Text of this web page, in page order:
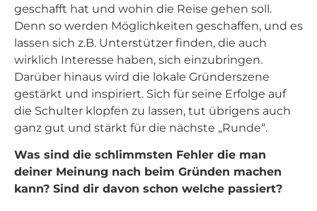
geschafft hat und wohin die Reise gehen soll.
Denn so werden Möglichkeiten geschaffen, und es
lassen sich z.B. Unterstützer finden, die auch
wirklich Interesse haben, sich einzubringen.
Darüber hinaus wird die lokale Gründerszene
gestärkt und inspiriert. Sich für seine Erfolge auf
die Schulter klopfen zu lassen, tut übrigens auch
ganz gut und stärkt für die nächste „Runde“.
Was sind die schlimmsten Fehler die man
deiner Meinung nach beim Gründen machen
kann? Sind dir davon schon welche passiert?